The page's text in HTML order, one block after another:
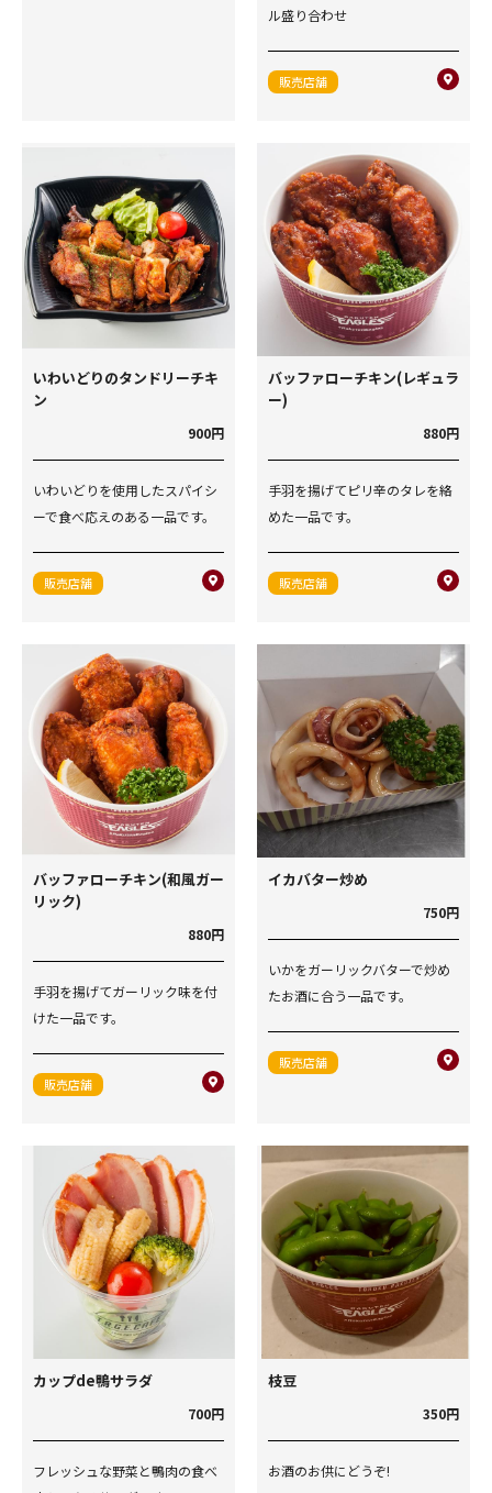
ル盛り合わせ
販売店舗
いわいどりのタンドリーチキ
ン
900円
いわいどりを使用したスパイシ
ーで食べ応えのある一品です。
販売店舗
バッファローチキン(レギュラ
ー)
880円
手羽を揚げてピリ辛のタレを絡
めた一品です。
販売店舗
バッファローチキン(和風ガー
リック)
880円
手羽を揚げてガーリック味を付
けた一品です。
販売店舗
イカバター炒め
750円
いかをガーリックバターで炒め
たお酒に合う一品です。
販売店舗
カップde鴨サラダ
700円
フレッシュな野菜と鴨肉の食べ
枝豆
350円
お酒のお供にどうぞ!